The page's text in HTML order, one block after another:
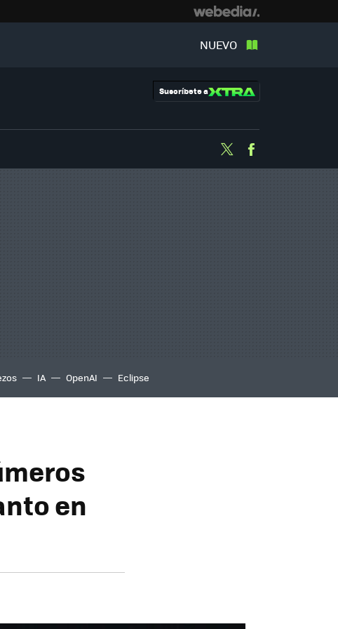
NUEVO
Suscríbete a
Twitter
IA OpenAI Eclipse
en